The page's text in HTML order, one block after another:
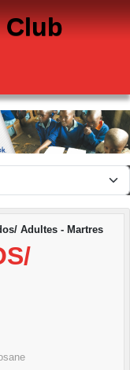
Adultes - Martres